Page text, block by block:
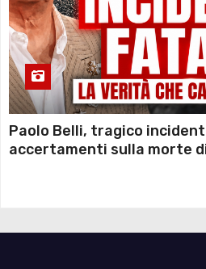
Paolo Belli, tragico
accertamenti sulla morte